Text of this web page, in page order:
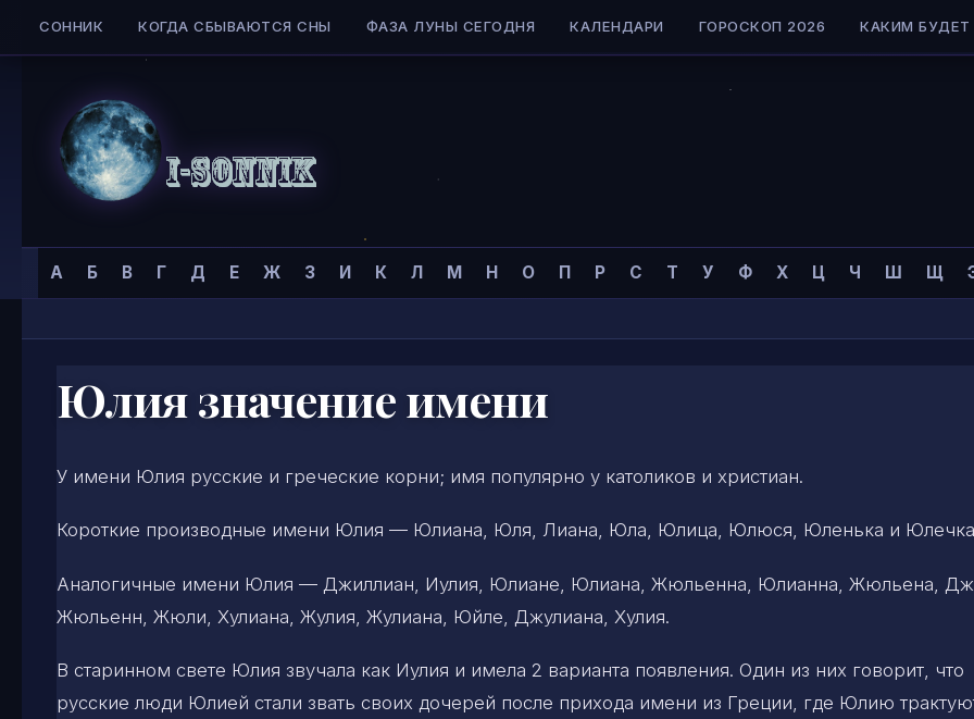
Skip to content
СОННИК КОГДА СБЫВАЮТСЯ СНЫ ФАЗА ЛУНЫ СЕГОДНЯ КАЛЕНДАРИ ГОРОСКОП 2026 КАКИМ БУДЕТ
Сонник
I-
А Б В Г Д Е Ж З И К Л М Н О П Р С Т У Ф Х Ц Ч Ш Щ
Главная страница »Тайна имени »Имена для женщин»
Юлия значение имени
У имени Юлия русские и греческие корни; имя популярно у католиков и христиан.
Короткие производные имени Юлия — Юлиана, Юля, Лиана, Юла, Юлица, Юлюся, Юленька и
Аналогичные имени Юлия — Джиллиан, Иулия, Юлиане, Юлиана, Жюльенна, Юлианна, Жюльена,
Жюльенн, Жюли, Хулиана, Жулия, Жулиана, Юйле, Джулиана, Хулия.
В старинном свете Юлия звучала как Иулия и имела 2 варианта появления. Один из них говорит, что
русские люди Юлией стали звать своих дочерей после прихода имени из Греции, где Юлию